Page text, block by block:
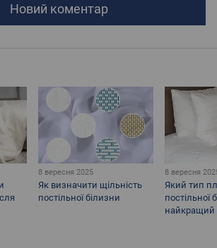
Новий коментар
8 вересня 2025
Як визначити щільність
постільної білизни
8 вересня
Який тип
постільної
найкращий